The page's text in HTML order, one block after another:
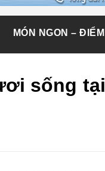
MÓN NGON –
sống tại